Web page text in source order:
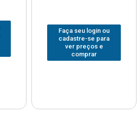
Faça seu login ou
cadastre-se para
ver preços e
comprar